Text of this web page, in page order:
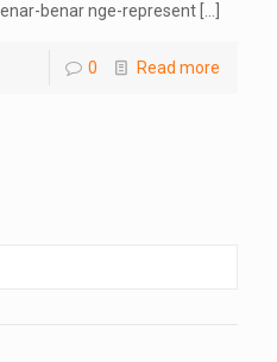
benar nge-represent
0 Read more